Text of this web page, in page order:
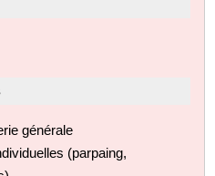
générale
(parpaing,